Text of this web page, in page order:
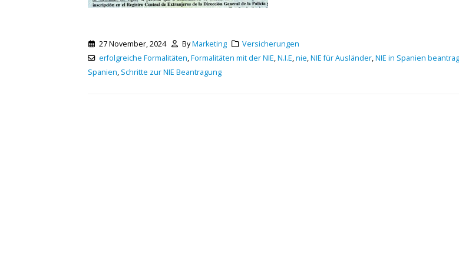
27 November, 2024 ByMarketing
Versicherungen
erfolgreiche Formalitäten,Formalitäten mit der NIE,N.I.E,nie,NIE für Ausländer,NIE in Spanien
Spanien, Schritte zur NIE Beantragung